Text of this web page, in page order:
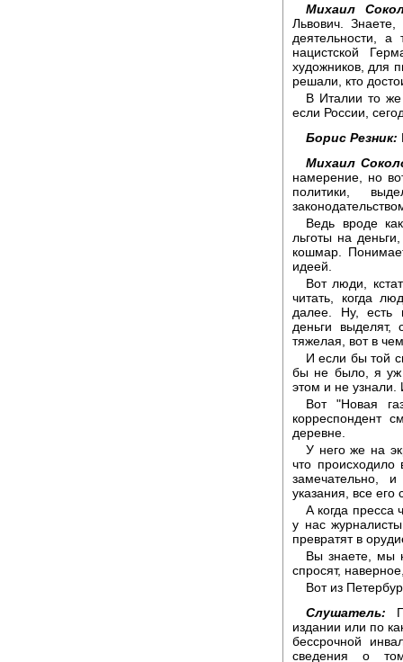
Михаил
Львович. Знаете,
деятельности, а
нацистской
художников, для
решали, кто
В Италии то
если России,
Борис Резник:
Михаил
намерение, но
политики,
Ведь вроде
льготы на
кошмар.
идеей.
Вот люди,
читать, когда
далее. Ну, есть
деньги выделят,
тяжелая, вот в
И если бы той
бы не было, я уж
этом и не узнали.
Вот "Новая
корреспондент
деревне.
У него же на
что
замечательно,
указания, все его
А когда пресса
у нас
превратят в
Вы знаете, мы
спросят,
Вот из
Слушатель:
издании или по
бессрочной
сведения о